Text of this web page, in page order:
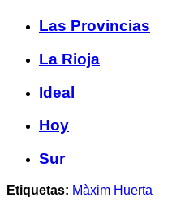
Las Provincias
La Rioja
Ideal
Hoy
Sur
Etiquetas: Màxim Huerta